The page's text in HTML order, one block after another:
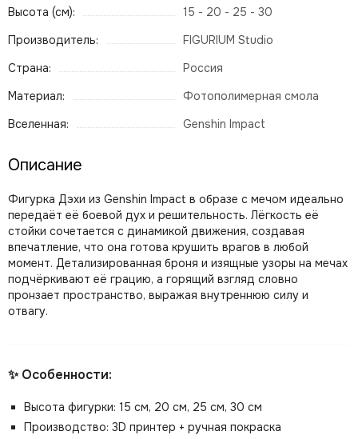
Высота (см):
15 - 20 - 25 - 30
Производитель:
FIGURIUM Studio
Страна:
Россия
Материал:
Фотополимерная смола
Вселенная:
Genshin Impact
Описание
Фигурка Дэхи из Genshin Impact в образе с мечом идеально
передаёт её боевой дух и решительность. Лёгкость её
стойки сочетается с динамикой движения, создавая
впечатление, что она готова крушить врагов в любой
момент. Детализированная броня и изящные узоры на мечах
подчёркивают её грацию, а горящий взгляд словно
пронзает пространство, выражая внутреннюю силу и
отвагу.
✨ Особенности:
Высота фигурки: 15 см, 20 см, 25 см, 30 см
Производство: 3D принтер + ручная покраска